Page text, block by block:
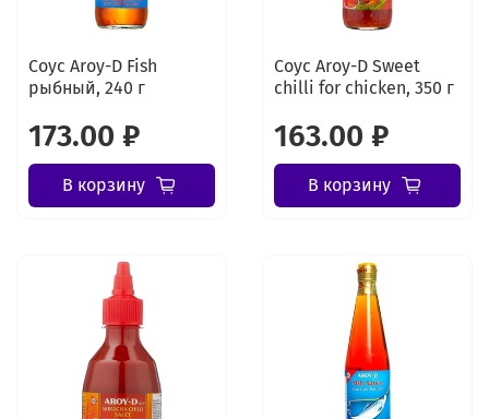
Соус Aroy-D Fish
рыбный, 240 г
173.00 ₽
В корзину
Соус Aroy-D Sweet
chilli for chicken, 350 г
163.00 ₽
В корзину